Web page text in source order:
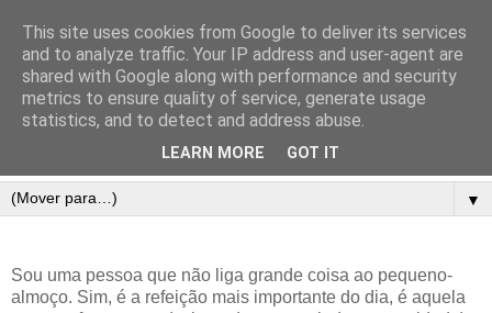
▼
Sou uma pessoa que não liga grande coisa ao pequeno-
almoço. Sim, é a refeição mais importante do dia, é aquela
This site uses cookies from Google to deliver its services
and to analyze traffic. Your IP address and user-agent are
shared with Google along with performance and security
metrics to ensure quality of service, generate usage
statistics, and to detect and address abuse.
LEARN MORE GOT IT